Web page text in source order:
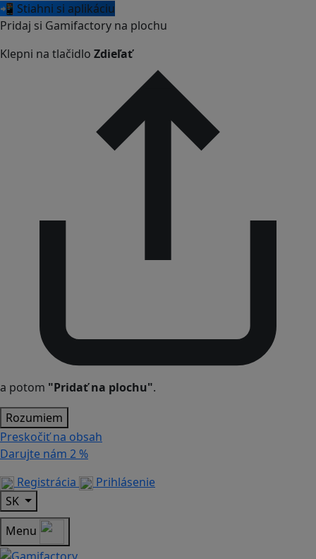
📲 Stiahni si aplikáciu
Pridaj si Gamifactory na plochu
Klepni na tlačidlo Zdieľať
a potom "Pridať na plochu".
Rozumiem
Preskočiť na obsah
Darujte nám 2 %
Registrácia
Prihlásenie
SK
Menu